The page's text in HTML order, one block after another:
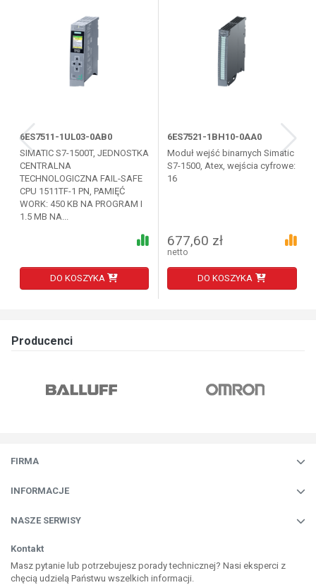
6ES7511-1UL03-0AB0
SIMATIC S7-1500T, JEDNOSTKA
CENTRALNA
TECHNOLOGICZNA FAIL-SAFE
CPU 1511TF-1 PN, PAMIĘĆ
WORK: 450 KB NA PROGRAM I
1.5 MB NA...
DO KOSZYKA
6ES7521-1BH10-0AA0
Moduł wejść binarnych Simatic
S7-1500, Atex, wejścia cyfrowe:
16
677,60 zł
netto
DO KOSZYKA
Producenci
FIRMA
INFORMACJE
NASZE SERWISY
Kontakt
Masz pytanie lub potrzebujesz porady technicznej? Nasi eksperci z
chęcią udzielą Państwu wszelkich informacji.